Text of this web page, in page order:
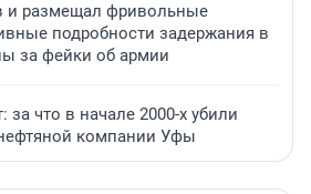
и размещал фривольные
подробности задержания в
за фейки об армии
за что в начале 2000-х убили
компании Уфы